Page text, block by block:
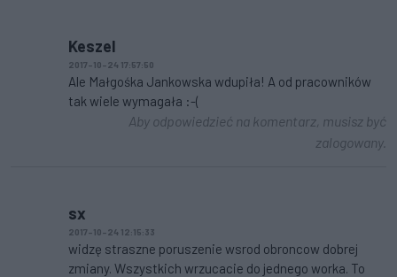
Keszel
2017-10-24 17:57:50
Ale Małgośka Jankowska wdupiła! A od pracowników
tak wiele wymagała :-(
Aby odpowiedzieć na komentarz, musisz być
zalogowany.
sx
2017-10-24 12:15:33
widzę straszne poruszenie wsrod obroncow dobrej
zmiany. Wszystkich wrzucacie do jednego worka. To